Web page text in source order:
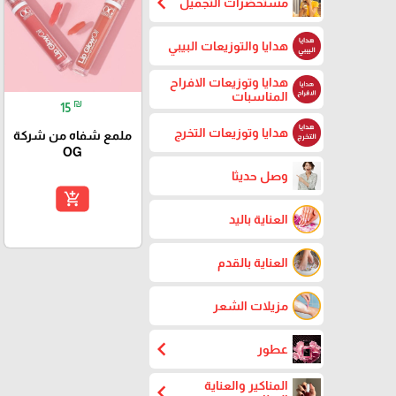
هدايا والتوزيعات البيبي
هدايا وتوزيعات الافراح
المناسبات
هدايا وتوزيعات التخرج
وصل حديثا
العناية باليد
العناية بالقدم
مزيلات الشعر
عطور chevron_left
المناكير والعناية
15 ₪
ملمع شفاه من شركة
OG
add_shopping_cart